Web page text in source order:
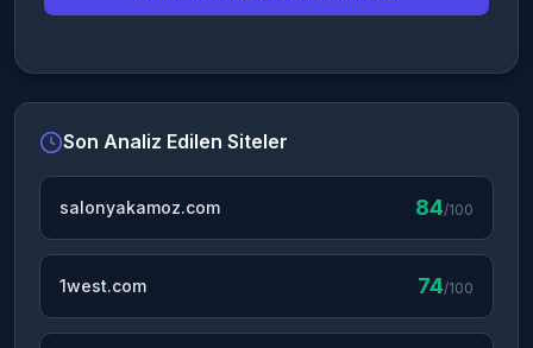
Son Analiz Edilen Siteler
salonyakamoz.com 84/100
1west.com 74/100